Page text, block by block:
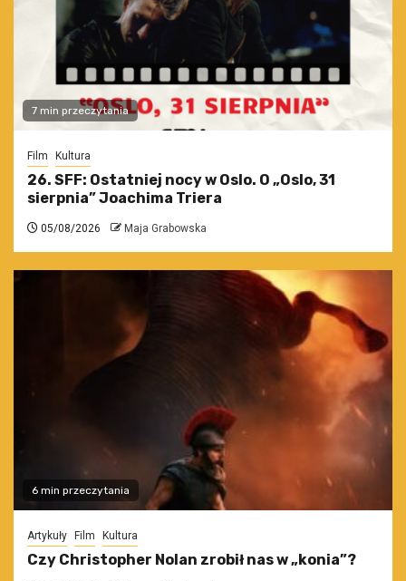
7 min przeczytania
Film Kultura
26. SFF: Ostatniej nocy w Oslo. O „Oslo, 31
sierpnia” Joachima Triera
05/08/2026 Maja Grabowska
6 min przeczytania
Artykuły Film Kultura
Czy Christopher Nolan zrobił nas w „konia”?